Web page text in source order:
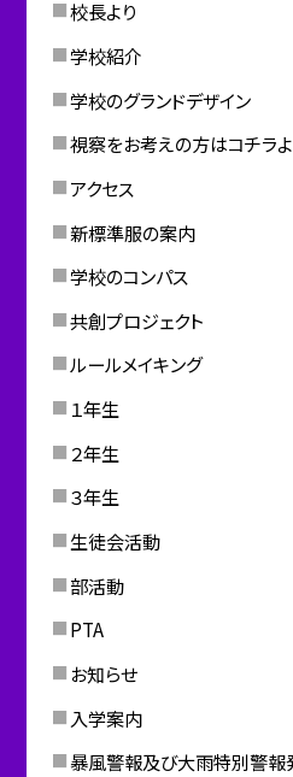
校長より
学校紹介
学校のグランドデザイン
視察をお考えの方はコチラ
アクセス
新標準服の案内
学校のコンパス
共創プロジェクト
ルールメイキング
１年生
２年生
３年生
生徒会活動
部活動
PTA
お知らせ
入学案内
暴風警報及び大雨特別警報